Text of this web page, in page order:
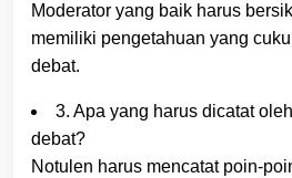
Moderator yang baik harus
memiliki pengetahuan yang
debat.
3. Apa yang harus dicatat
debat?
Notulen harus mencatat poin-